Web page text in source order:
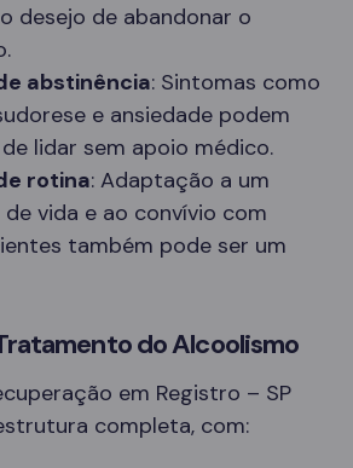
desejo de abandonar o
abstinência: Sintomas como
e ansiedade podem
lidar sem apoio médico.
rotina: Adaptação a um
vida e ao convívio com
também pode ser um
do Alcoolismo
em Registro – SP
completa, com: